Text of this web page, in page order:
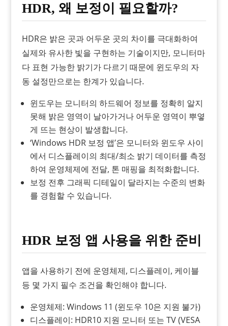
HDR, 왜 보정이 필요할까?
HDR은 밝은 곳과 어두운 곳의 차이를 극대화하여
실제와 유사한 빛을 구현하는 기술이지만, 모니터마
다 표현 가능한 밝기가 다르기 때문에 윈도우의 자
동 설정만으로는 한계가 있습니다.
윈도우는 모니터의 하드웨어 정보를 정확히 알지
못해 밝은 영역이 날아가거나 어두운 영역이 뿌옇
게 뜨는 현상이 발생합니다.
‘Windows HDR 보정 앱’은 모니터와 윈도우 사이
에서 디스플레이의 최대/최소 밝기 데이터를 측정
하여 운영체제에 전달, 톤 매핑을 최적화합니다.
보정 전후 그래픽 디테일이 달라지는 수준의 변화
를 경험할 수 있습니다.
HDR 보정 앱 사용을 위한 준비
앱을 사용하기 전에 운영체제, 디스플레이, 케이블
등 몇 가지 필수 조건을 확인해야 합니다.
운영체제: Windows 11 (윈도우 10은 지원 불가)
디스플레이: HDR10 지원 모니터 또는 TV (VESA